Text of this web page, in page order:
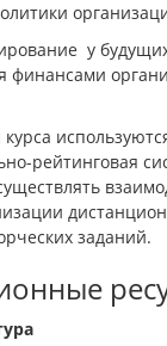
у
финансами
рейтинговая
заданий.